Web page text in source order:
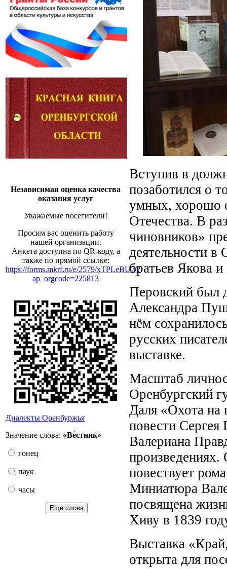
Независимая оценка качества
оказания услуг
Уважаемые посетители!
Просим вас оценить работу
нашей организации.
Анкета доступна по QR-коду, а
также по прямой ссылке:
https://forms.mkrf.ru/e/2579/xTPLeBU7/?
ap_orgcode=225813
Диалекты Оренбуржья
Значение слова: «Ве́стник»
гонец
паук
часы
Еще слова
Вступив в
позаботился о
умных, хорошо
Отечества. В
чиновников»
деятельности
братьев Якова
Перовский был
Александра
нём
русских
выставке.
Масштаб
Оренбургский
Даля «Охота на
повести Сергея
Валериана
произведениях.
повествует
Миниатюра
посвящена
Хиву в 1839
Выставка
открыта для